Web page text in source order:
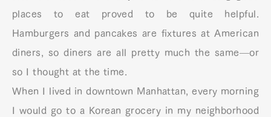
places to eat proved to be quite helpful.
Hamburgers and pancakes are fixtures at American
diners, so diners are all pretty much the same—or
so I thought at the time.
When I lived in downtown Manhattan, every morning
I would go to a Korean grocery in my neighborhood